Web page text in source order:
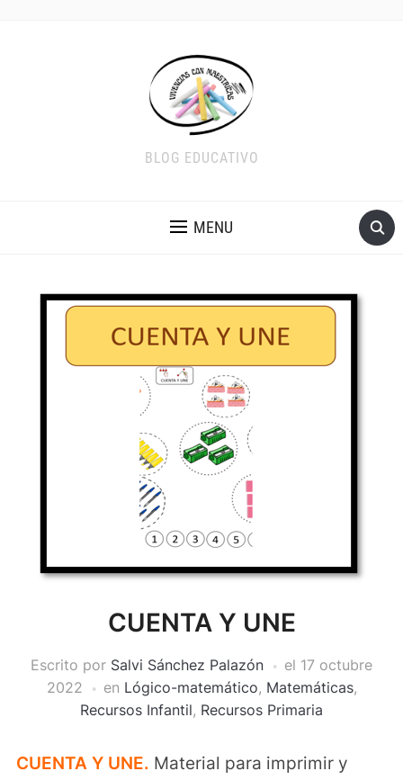
BLOG EDUCATIVO
MENU
CUENTA Y UNE
Escrito por Salvi Sánchez Palazón el 17 octubre
2022
en Lógico-matemático, Matemáticas,
Recursos Infantil, Recursos Primaria
CUENTA Y UNE. Material para imprimir y